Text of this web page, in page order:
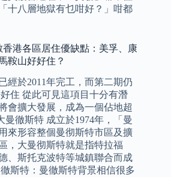
十八層地獄有乜咁好？」咁都
香港各區居住優缺點：美孚、康
鞍山好好住？
經於2011年完工，而第二期仍
住 從此可見這項目十分有潛
會擴大發展，成為一個佔地超
曼徹斯特 成立於1974年，「曼
來形容整個曼彻斯特市區及擴
，大曼彻斯特就是指特拉福
、斯托克波特等城鎮聯合而成
斯特：曼徹斯特背景相信很多